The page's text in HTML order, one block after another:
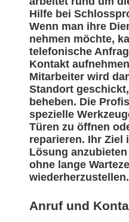
Hilfe bei
Wenn man ihre
nehmen möchte,
telefonische
Kontakt
Mitarbeiter wird
Standort
beheben. Die
spezielle
Türen zu öffnen
reparieren. Ihr Ziel
Lösung
ohne lange
wiederherzustellen.
Anruf und